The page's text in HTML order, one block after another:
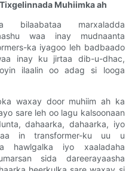
Muhiimka ah
bilaabataa marxaladda
waa inay mudnaanta
ka iyagoo leh badbaado
inay ku jirtaa dib-u-dhac,
ilaalin oo adag si looga
waxay door muhiim ah ka
sare leh oo lagu kalsoonaan
dahaarka, dahaarka, iyo
in transformer-ku uu u
hawlgalka iyo xaaladaha
sida dareerayaasha